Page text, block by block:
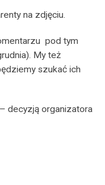
na zdjęciu.
pod tym
My też
szukać ich
decyzją organizatora